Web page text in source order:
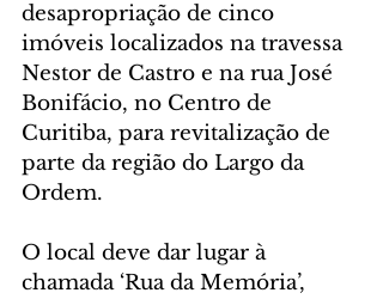
desapropriação de cinco
imóveis localizados na travessa
Nestor de Castro e na rua José
Bonifácio, no Centro de
Curitiba, para revitalização de
parte da região do Largo da
Ordem.
O local deve dar lugar à
chamada ‘Rua da Memória’,